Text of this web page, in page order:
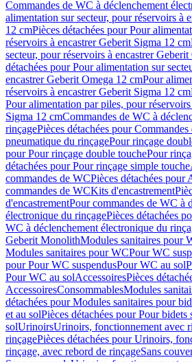
Commandes de WC à déclenchement
alimentation sur secteur, pour réservoirs à
12 cmPièces détachées pour Pour
réservoirs à encastrer Geberit Sigma 12 cm
secteur, pour réservoirs à encastrer
détachées pour Pour alimentation sur
encastrer Geberit Omega 12 cmPour
réservoirs à encastrer Geberit Sigma 12 cm
Pour alimentation par piles, pour
Sigma 12 cmCommandes de WC à
rinçagePièces détachées pour
pneumatique du rinçagePour rinçage
pour Pour rinçage double touchePour
détachées pour Pour rinçage simple touche
commandes de WCPièces détachées pour
commandes de WCKits d'encastrement
d'encastrementPour commandes de WC à
électronique du rinçagePièces détachées
WC à déclenchement électronique du
Geberit MonolithModules sanitaires pour
Modules sanitaires pour WCPour WC
pour Pour WC suspendusPour WC au sol
Pour WC au solAccessoiresPièces
AccessoiresConsommablesModules
détachées pour Modules sanitaires pour
et au solPièces détachées pour Pour bidets
solUrinoirsUrinoirs, fonctionnement avec
rinçagePièces détachées pour Urinoirs,
rinçage, avec rebord de rinçageSans